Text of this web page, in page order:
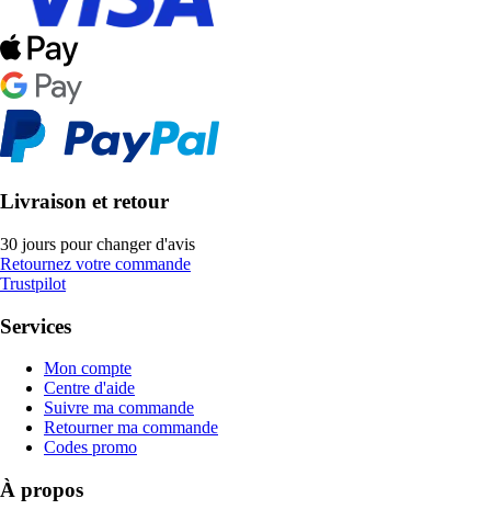
Livraison et retour
30 jours pour changer d'avis
Retournez votre commande
Trustpilot
Services
Mon compte
Centre d'aide
Suivre ma commande
Retourner ma commande
Codes promo
À propos